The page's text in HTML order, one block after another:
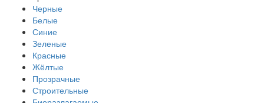
Черные
Белые
Синие
Зеленые
Красные
Жёлтые
Прозрачные
Строительные